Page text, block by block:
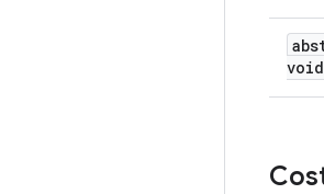
void